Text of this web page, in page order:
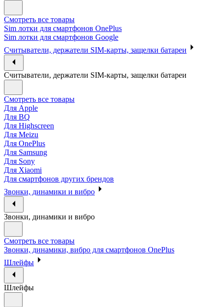
Смотреть все товары
Sim лотки для смартфонов OnePlus
Sim лотки для смартфонов Google
Считыватели, держатели SIM-карты, защелки батареи
Считыватели, держатели SIM-карты, защелки батареи
Смотреть все товары
Для Apple
Для BQ
Для Highscreen
Для Meizu
Для OnePlus
Для Samsung
Для Sony
Для Xiaomi
Для смартфонов других брендов
Звонки, динамики и вибро
Звонки, динамики и вибро
Смотреть все товары
Звонки, динамики, вибро для смартфонов OnePlus
Шлейфы
Шлейфы